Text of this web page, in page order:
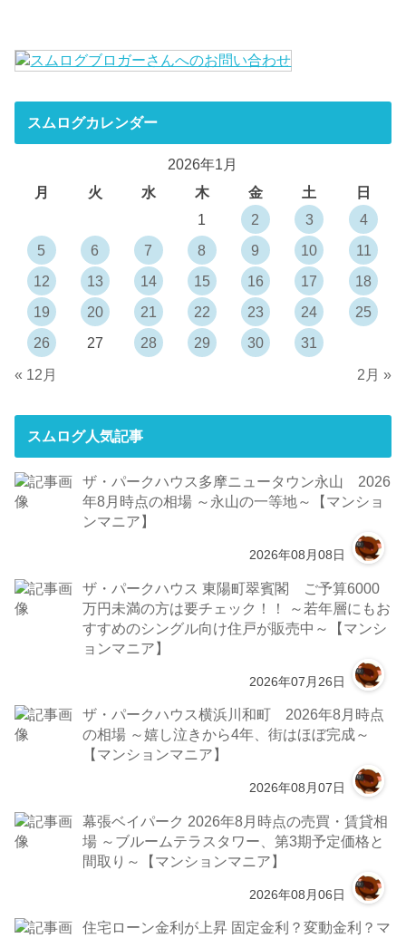
スムログカレンダー
2026年1月
月
火 水 木 金 土
日
1
2 3
4
5
6 7 8 9 10
11
12
13 14 15 16 17
18
19
20 21 22 23 24
25
26
27 28 29 30
31
« 12月
2月 »
スムログ人気記事
ザ・パークハウス多摩ニュータウン永山 2026
年8月時点の相場 ～永山の一等地～【マンショ
ンマニア】
2026年08月08日
ザ・パークハウス 東陽町翠賓閣 ご予算6000
万円未満の方は要チェック！！ ～若年層にもお
すすめのシングル向け住戸が販売中～【マンシ
ョンマニア】
2026年07月26日
ザ・パークハウス横浜川和町 2026年8月時点
の相場 ～嬉し泣きから4年、街はほぼ完成～
【マンションマニア】
2026年08月07日
幕張ベイパーク 2026年8月時点の売買・賃貸相
場 ～ブルームテラスタワー、第3期予定価格と
間取り～【マンションマニア】
2026年08月06日
住宅ローン金利が上昇 固定金利？変動金利？マ